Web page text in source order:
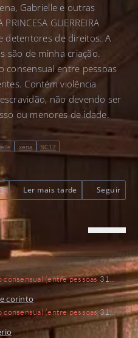
Gabrielle e outras
GUERREIRA
detentores de direitos. A
são de minha criação.
consensual entre pessoas
Contém violência
não devendo ser
ou menores de idade.
xena NC17
Ler mais tarde Seguir
consensual (entre pessoas 31
Palavras
corinto
consensual (entre pessoas 31